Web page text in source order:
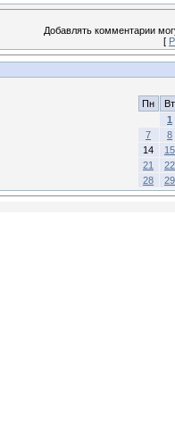
Добавлять комментарии
[
Пн
Вт
1
7
8
14
15
21
22
28
29